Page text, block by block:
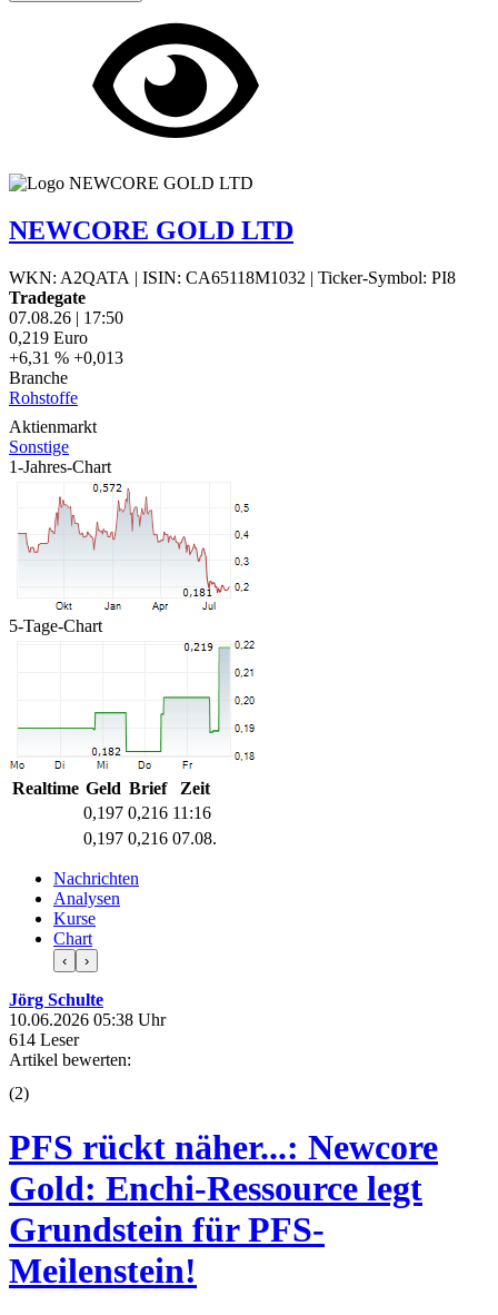
NEWCORE GOLD LTD
WKN: A2QATA | ISIN: CA65118M1032 | Ticker-Symbol: PI8
Tradegate
07.08.26 | 17:50
0,219 Euro
+6,31 % +0,013
Branche
Rohstoffe
Aktienmarkt
Sonstige
1-Jahres-Chart
5-Tage-Chart
Realtime Geld Brief
Zeit
0,197 0,216 11:16
0,197 0,216 07.08.
Nachrichten
Analysen
Kurse
Chart
‹ ›
Jörg Schulte
10.06.2026 05:38 Uhr
614 Leser
Artikel bewerten:
(2)
PFS rückt näher...: Newcore
Gold: Enchi-Ressource legt
Grundstein für PFS-
Meilenstein!